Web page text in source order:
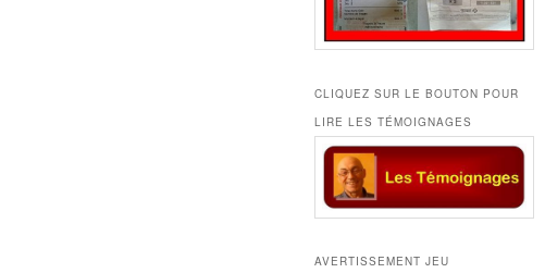
CLIQUEZ SUR LE BOUTON POUR
LIRE LES TÉMOIGNAGES
AVERTISSEMENT JEU